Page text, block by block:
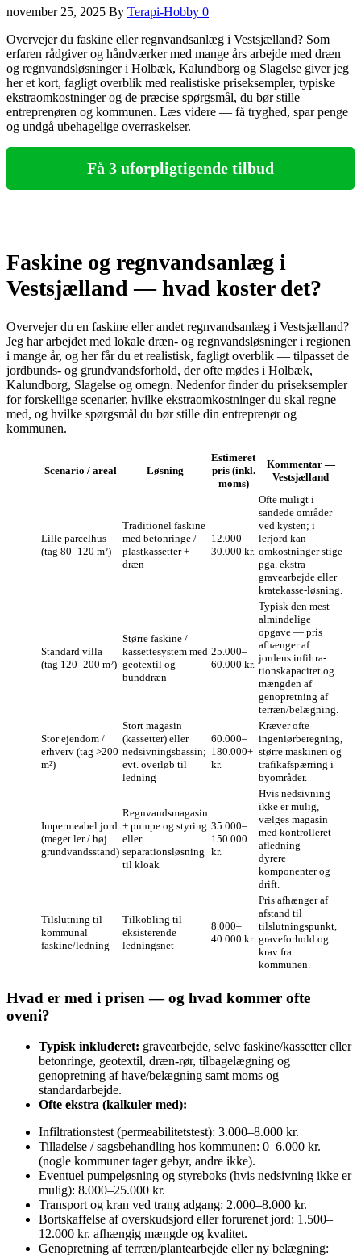
november 25, 2025 By Terapi-Hobby 0
Overvejer du faskine eller regnvandsanlæg i Vestsjælland? Som
erfaren rådgiver og håndværker med mange års arbejde med dræn
og regnvandsløsninger i Holbæk, Kalundborg og Slagelse giver jeg
her et kort, fagligt overblik med realistiske priseksempler, typiske
ekstraomkostninger og de præcise spørgsmål, du bør stille
entreprenøren og kommunen. Læs videre — få tryghed, spar penge
og undgå ubehagelige overraskelser.
Få 3 uforpligtigende tilbud
Faskine og regnvandsanlæg i
Vestsjælland — hvad koster det?
Overvejer du en faskine eller andet regnvandsanlæg i Vestsjælland?
Jeg har arbejdet med lokale dræn‑ og regnvandsløsninger i regionen
i mange år, og her får du et realistisk, fagligt overblik — tilpasset de
jordbunds‑ og grundvandsforhold, der ofte mødes i Holbæk,
Kalundborg, Slagelse og omegn. Nedenfor finder du priseksempler
for forskellige scenarier, hvilke ekstraomkostninger du skal regne
med, og hvilke spørgsmål du bør stille din entreprenør og
kommunen.
Scenario / areal Løsning
Estimeret
pris (inkl.
moms)
Kommentar —
Vestsjælland
Lille parcelhus
(tag 80–120 m²)
Traditionel faskine
med betonringe /
plastkassetter +
dræn
12.000–
30.000 kr.
Ofte muligt i
sandede områder
ved kysten; i
lerjord kan
omkostninger stige
pga. ekstra
gravearbejde eller
kratekasse‑løsning.
Standard villa
(tag 120–200 m²)
Større faskine /
kassettesystem med
geotextil og
bunddræn
25.000–
60.000 kr.
Typisk den mest
almindelige
opgave — pris
afhænger af
jordens infiltra­
tionskapacitet og
mængden af
genopretning af
terræn/­belægning.
Stor ejendom /
erhverv (tag >200
m²)
Stort magasin
(kassetter) eller
nedsivningsbassin;
evt. overløb til
ledning
60.000–
180.000+
kr.
Kræver ofte
ingeniørberegning,
større maskineri og
trafikafspærring i
byområder.
Impermeabel jord
(meget ler / høj
grundvandsstand)
Regnvandsmagasin
+ pumpe og styring
eller
separationsløsning
til kloak
35.000–
150.000
kr.
Hvis nedsivning
ikke er mulig,
vælges magasin
med kontrolleret
afledning —
dyrere
komponenter og
drift.
Tilslutning til
kommunal
faskine/ledning
Tilkobling til
eksisterende
ledningsnet
8.000–
40.000 kr.
Pris afhænger af
afstand til
tilslutningspunkt,
graveforhold og
krav fra
kommunen.
Hvad er med i prisen — og hvad kommer ofte
oveni?
Typisk inkluderet: gravearbejde, selve faskine/kassetter eller
betonringe, geotextil, dræn‑rør, tilbagelægning og
genopretning af have/belægning samt moms og
standardarbejde.
Ofte ekstra (kalkuler med):
Infiltrationstest (permeabilitetstest): 3.000–8.000 kr.
Tilladelse / sagsbehandling hos kommunen: 0–6.000 kr.
(nogle kommuner tager gebyr, andre ikke).
Eventuel pumpeløsning og styreboks (hvis nedsivning ikke er
mulig): 8.000–25.000 kr.
Transport og kran ved trang adgang: 2.000–8.000 kr.
Bortskaffelse af overskudsjord eller forurenet jord: 1.500–
12.000 kr. afhængig mængde og kvalitet.
Genopretning af terræn/plantearbejde eller ny belægning: